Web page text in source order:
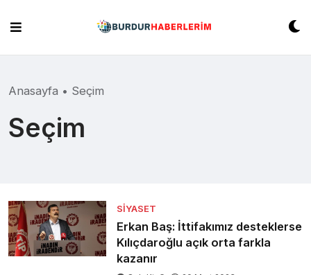
content
Anasayfa • Seçim
Seçim
SIYASET
Erkan Baş: İttifakımız desteklerse
Kılıçdaroğlu açık orta farkla
kazanır